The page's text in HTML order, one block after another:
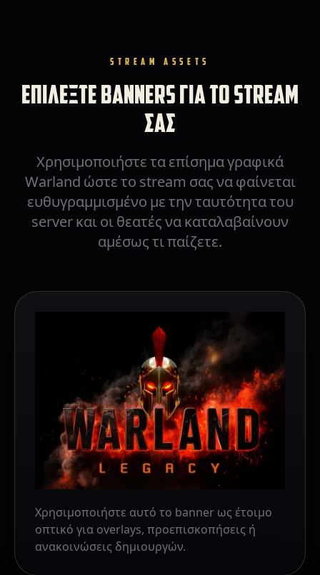
STREAM ASSETS
ΕΠΙΛΕΞΤΕ BANNERS ΓΙΑ ΤΟ STREAM
ΣΑΣ
Χρησιμοποιήστε τα επίσημα γραφικά
Warland ώστε το stream σας να φαίνεται
ευθυγραμμισμένο με την ταυτότητα του
server και οι θεατές να καταλαβαίνουν
αμέσως τι παίζετε.
Χρησιμοποιήστε αυτό το banner ως έτοιμο
οπτικό για overlays, προεπισκοπήσεις ή
ανακοινώσεις δημιουργών.